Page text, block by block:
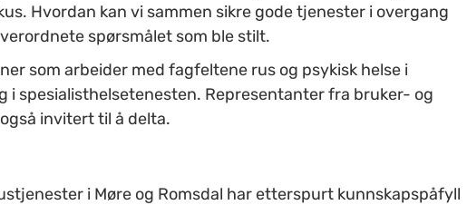
Hvordan kan vi sammen sikre gode tjenester i overgang
spørsmålet som ble stilt.
som arbeider med fagfeltene rus og psykisk helse i
i spesialisthelsetenesten. Representanter fra bruker- og
invitert til å delta.
i Møre og Romsdal har etterspurt kunnskapspåfyll